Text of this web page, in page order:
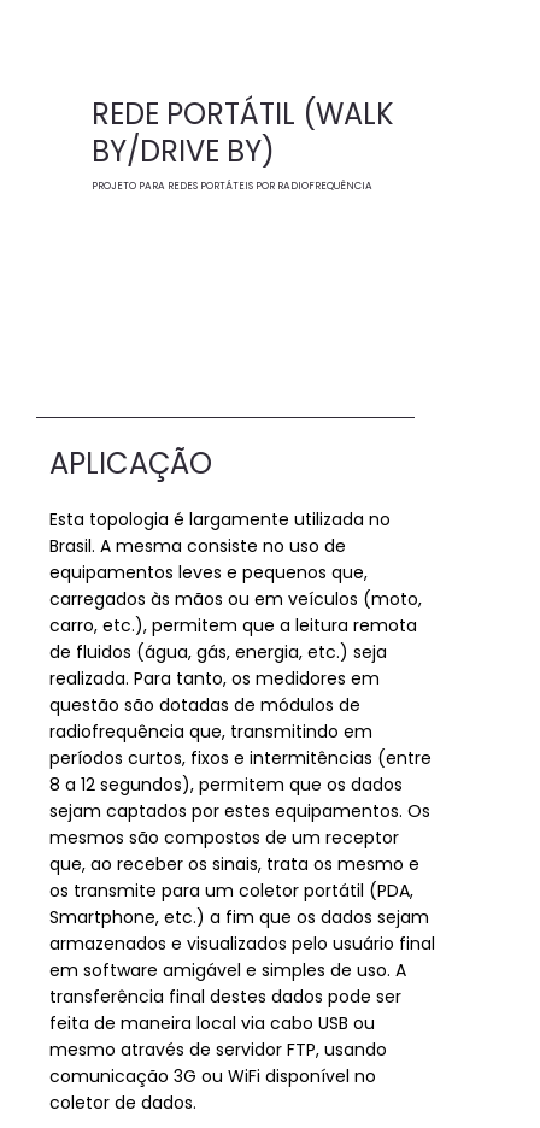
REDE PORTÁTIL (WALK
BY/DRIVE BY)
PROJETO PARA REDES PORTÁTEIS POR RADIOFREQUÊNCIA
REDE PORTÁTIL (WALK
BY/DRIVE BY)
PROJETO PARA REDES PORTÁTEIS POR
RADIOFREQUÊNCIA
APLICAÇÃO
Esta topologia é largamente utilizada no
Brasil. A mesma consiste no uso de
equipamentos leves e pequenos que,
carregados às mãos ou em veículos (moto,
carro, etc.), permitem que a leitura remota
de fluidos (água, gás, energia, etc.) seja
realizada. Para tanto, os medidores em
questão são dotadas de módulos de
radiofrequência que, transmitindo em
períodos curtos, fixos e intermitências (entre
8 a 12 segundos), permitem que os dados
sejam captados por estes equipamentos. Os
mesmos são compostos de um receptor
que, ao receber os sinais, trata os mesmo e
os transmite para um coletor portátil (PDA,
Smartphone, etc.) a fim que os dados sejam
armazenados e visualizados pelo usuário final
em software amigável e simples de uso. A
transferência final destes dados pode ser
feita de maneira local via cabo USB ou
mesmo através de servidor FTP, usando
comunicação 3G ou WiFi disponível no
coletor de dados.